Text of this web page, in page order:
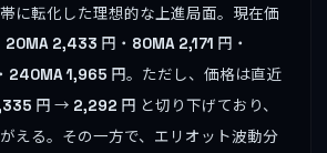
に転化した理想的な上進局面。現在価
20MA 2,433 円・ 80MA 2,171 円・
240MA1,965 円。ただし、価格は直近
円 → 2,292 円 と切り下げており、
える。その一方で、エリオット波動分